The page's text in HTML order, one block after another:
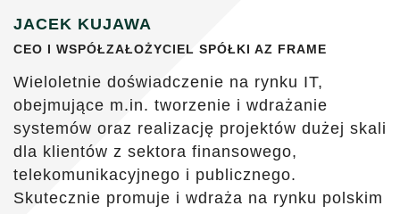
JACEK KUJAWA
CEO I WSPÓŁZAŁOŻYCIEL SPÓŁKI AZ FRAME
Wieloletnie doświadczenie na rynku IT,
obejmujące m.in. tworzenie i wdrażanie
systemów oraz realizację projektów dużej skali
dla klientów z sektora finansowego,
telekomunikacyjnego i publicznego.
Skutecznie promuje i wdraża na rynku polskim